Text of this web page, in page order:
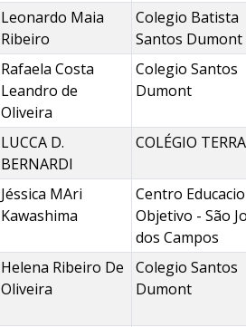
Leonardo Maia
Ribeiro
Colegio Batista
Santos Dumont
Rafaela Costa
Leandro de
Oliveira
Colegio Santos
Dumont
LUCCA D.
BERNARDI
COLÉGIO
Jéssica MAri
Kawashima
Centro
Objetivo - São
dos Campos
Helena Ribeiro De
Oliveira
Colegio Santos
Dumont